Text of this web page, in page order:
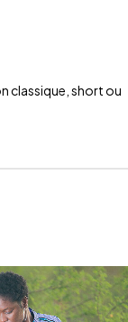
classique, short ou